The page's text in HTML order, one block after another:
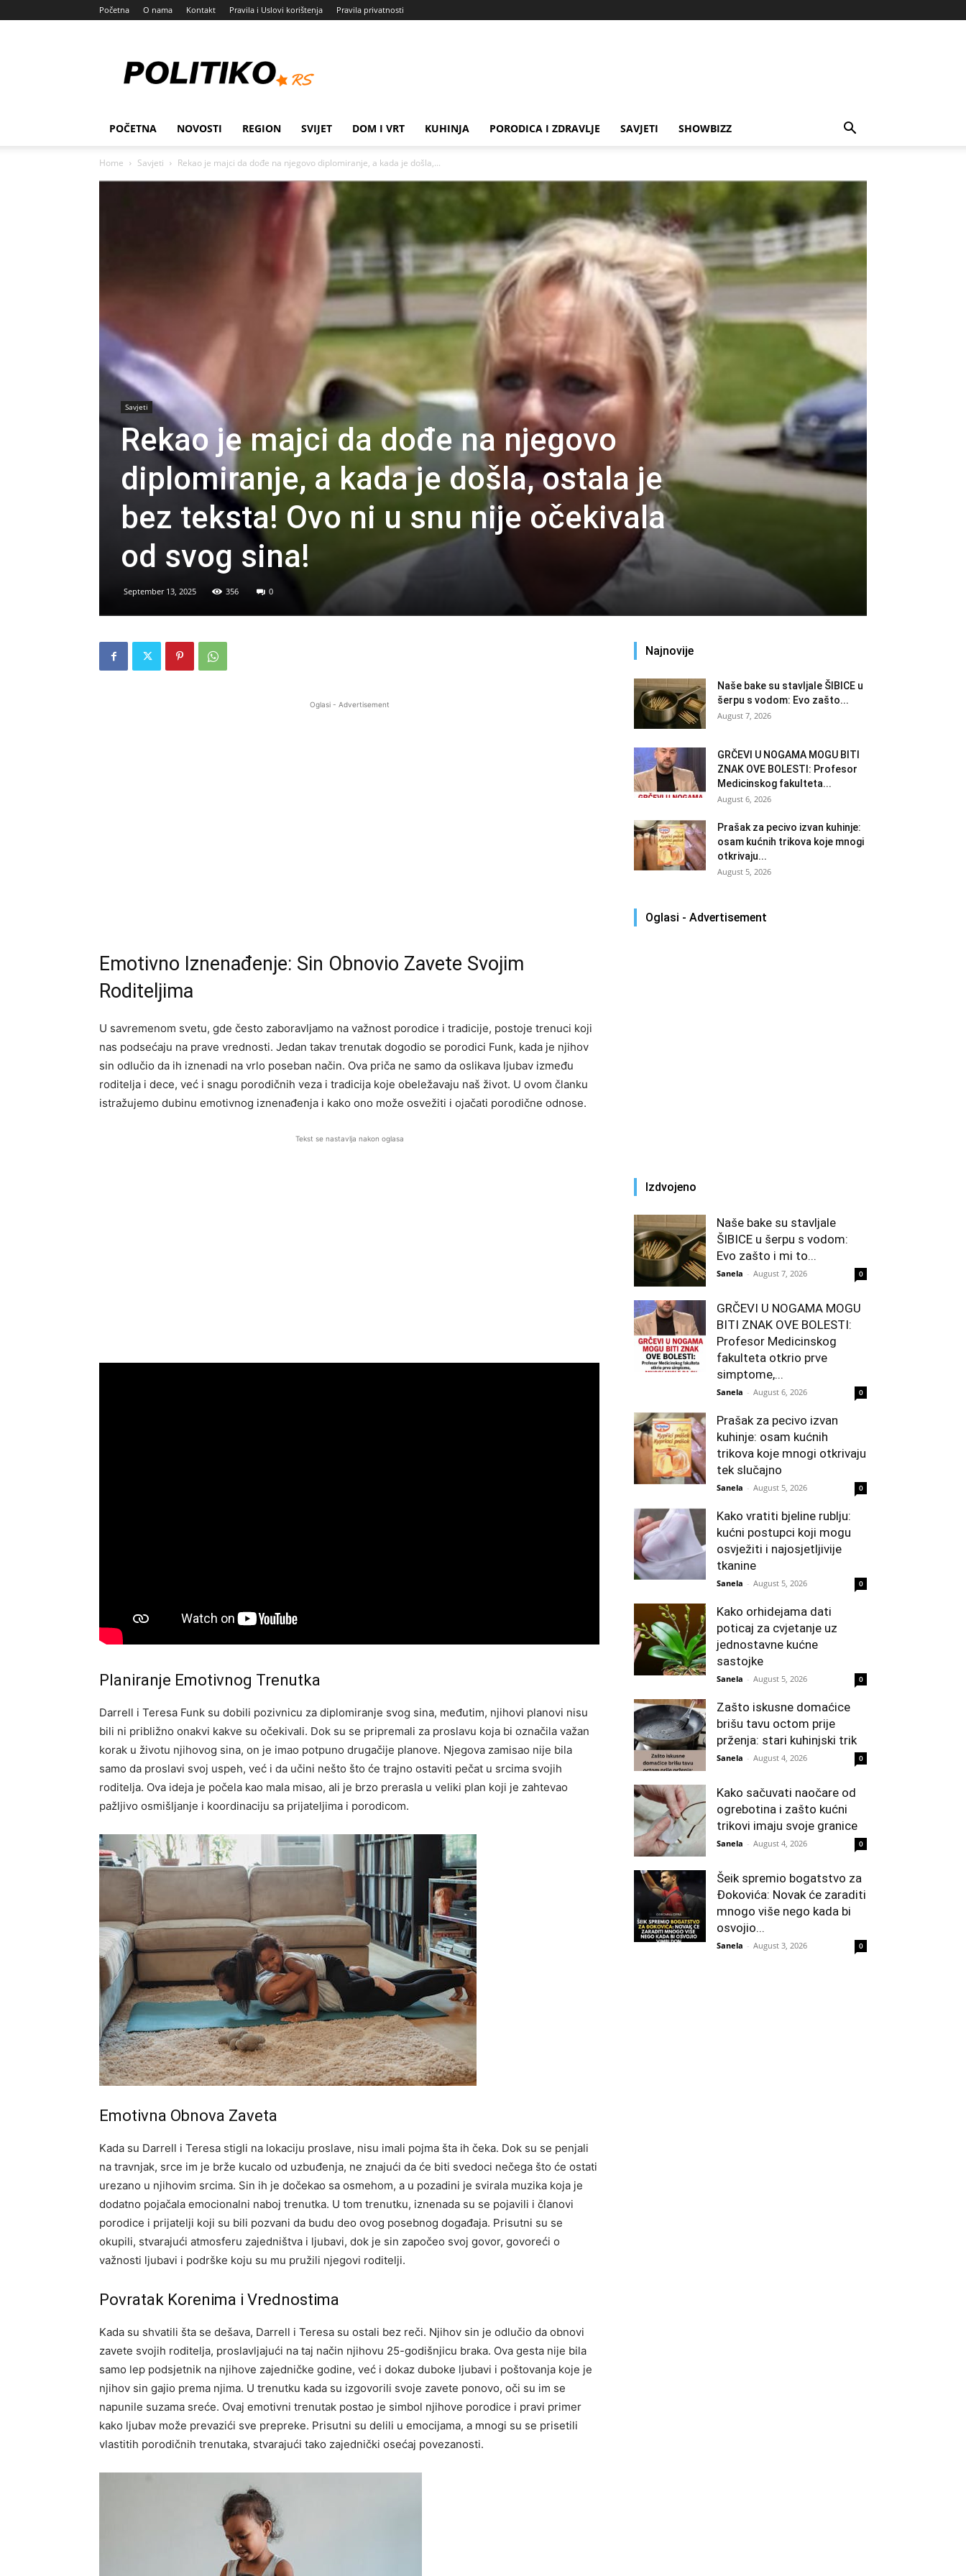
Početna O nama Kontakt Pravila i Uslovi korištenja Pravila privatnosti
POČETNA NOVOSTI REGION SVIJET DOM I VRT KUHINJA PORODICA I ZDRAVLJE SAVJETI SHOWBIZZ
Home Savjeti Rekao je majci da dođe na njegovo diplomiranje, a kada je došla,...
Savjeti
Rekao je majci da dođe na njegovo
diplomiranje, a kada je došla, ostala je
bez teksta! Ovo ni u snu nije očekivala
od svog sina!
September 13, 2025 356 0
Oglasi - Advertisement
Emotivno Iznenađenje: Sin Obnovio Zavete Svojim
Roditeljima
U savremenom svetu, gde često zaboravljamo na važnost porodice i tradicije, postoje trenuci koji
nas podsećaju na prave vrednosti. Jedan takav trenutak dogodio se porodici Funk, kada je njihov
sin odlučio da ih iznenadi na vrlo poseban način. Ova priča ne samo da oslikava ljubav između
roditelja i dece, već i snagu porodičnih veza i tradicija koje obeležavaju naš život. U ovom članku
istražujemo dubinu emotivnog iznenađenja i kako ono može osvežiti i ojačati porodične odnose.
Tekst se nastavlja nakon oglasa
Planiranje Emotivnog Trenutka
Darrell i Teresa Funk su dobili pozivnicu za diplomiranje svog sina, međutim, njihovi planovi nisu
bili ni približno onakvi kakve su očekivali. Dok su se pripremali za proslavu koja bi označila važan
korak u životu njihovog sina, on je imao potpuno drugačije planove. Njegova zamisao nije bila
samo da proslavi svoj uspeh, već i da učini nešto što će trajno ostaviti pečat u srcima svojih
roditelja. Ova ideja je počela kao mala misao, ali je brzo prerasla u veliki plan koji je zahtevao
pažljivo osmišljanje i koordinaciju sa prijateljima i porodicom.
Emotivna Obnova Zaveta
Kada su Darrell i Teresa stigli na lokaciju proslave, nisu imali pojma šta ih čeka. Dok su se penjali
na travnjak, srce im je brže kucalo od uzbuđenja, ne znajući da će biti svedoci nečega što će ostati
urezano u njihovim srcima. Sin ih je dočekao sa osmehom, a u pozadini je svirala muzika koja je
dodatno pojačala emocionalni naboj trenutka. U tom trenutku, iznenada su se pojavili i članovi
porodice i prijatelji koji su bili pozvani da budu deo ovog posebnog događaja. Prisutni su se
okupili, stvarajući atmosferu zajedništva i ljubavi, dok je sin započeo svoj govor, govoreći o
važnosti ljubavi i podrške koju su mu pružili njegovi roditelji.
Povratak Korenima i Vrednostima
Kada su shvatili šta se dešava, Darrell i Teresa su ostali bez reči. Njihov sin je odlučio da obnovi
zavete svojih roditelja, proslavljajući na taj način njihovu 25-godišnjicu braka. Ova gesta nije bila
samo lep podsjetnik na njihove zajedničke godine, već i dokaz duboke ljubavi i poštovanja koje je
njihov sin gajio prema njima. U trenutku kada su izgovorili svoje zavete ponovo, oči su im se
napunile suzama sreće. Ovaj emotivni trenutak postao je simbol njihove porodice i pravi primer
kako ljubav može prevazići sve prepreke. Prisutni su delili u emocijama, a mnogi su se prisetili
vlastitih porodičnih trenutaka, stvarajući tako zajednički osećaj povezanosti.
Najnovije
Naše bake su stavljale ŠIBICE u
šerpu s vodom: Evo zašto...
August 7, 2026
GRČEVI U NOGAMA MOGU BITI
ZNAK OVE BOLESTI: Profesor
Medicinskog fakulteta...
August 6, 2026
Prašak za pecivo izvan kuhinje:
osam kućnih trikova koje mnogi
otkrivaju...
August 5, 2026
Oglasi - Advertisement
Izdvojeno
Naše bake su stavljale
ŠIBICE u šerpu s vodom:
Evo zašto i mi to...
Sanela - August 7, 2026 0
GRČEVI U NOGAMA MOGU
BITI ZNAK OVE BOLESTI:
Profesor Medicinskog
fakulteta otkrio prve
simptome,...
Sanela - August 6, 2026 0
Prašak za pecivo izvan
kuhinje: osam kućnih
trikova koje mnogi otkrivaju
tek slučajno
Sanela - August 5, 2026 0
Kako vratiti bjeline rublju:
kućni postupci koji mogu
osvježiti i najosjetljivije
tkanine
Sanela - August 5, 2026 0
Kako orhidejama dati
poticaj za cvjetanje uz
jednostavne kućne
sastojke
Sanela - August 5, 2026 0
Zašto iskusne domaćice
brišu tavu octom prije
prženja: stari kuhinjski trik
Sanela - August 4, 2026 0
Kako sačuvati naočare od
ogrebotina i zašto kućni
trikovi imaju svoje granice
Sanela - August 4, 2026 0
Šeik spremio bogatstvo za
Đokovića: Novak će zaraditi
mnogo više nego kada bi
osvojio...
Sanela - August 3, 2026 0